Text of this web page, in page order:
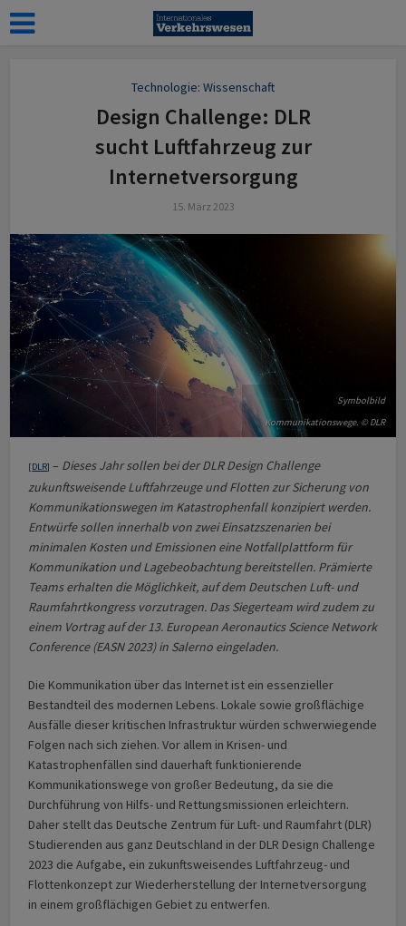
Technologie: Wissenschaft
Design Challenge: DLR
sucht Luftfahrzeug zur
Internetversorgung
15. März 2023
Symbolbild
Kommunikationswege. © DLR
[DLR] – Dieses Jahr sollen bei der DLR Design Challenge
zukunftsweisende Luftfahrzeuge und Flotten zur Sicherung von
Kommunikationswegen im Katastrophenfall konzipiert werden.
Entwürfe sollen innerhalb von zwei Einsatzszenarien bei
minimalen Kosten und Emissionen eine Notfallplattform für
Kommunikation und Lagebeobachtung bereitstellen. Prämierte
Teams erhalten die Möglichkeit, auf dem Deutschen Luft- und
Raumfahrt­kongress vorzutragen. Das Siegerteam wird zudem zu
einem Vortrag auf der 13. European Aeronautics Science Network
Conference (EASN 2023) in Salerno eingeladen.
Die Kommunikation über das Internet ist ein essenzieller
Bestandteil des modernen Lebens. Lokale sowie großflächige
Ausfälle dieser kritischen Infrastruktur würden schwerwiegende
Folgen nach sich ziehen. Vor allem in Krisen- und
Katastrophenfällen sind dauerhaft funktionierende
Kommunikationswege von großer Bedeutung, da sie die
Durchführung von Hilfs- und Rettungsmissionen erleichtern.
Daher stellt das Deutsche Zentrum für Luft- und Raumfahrt (DLR)
Studierenden aus ganz Deutschland in der DLR Design Challenge
2023 die Aufgabe, ein zukunftsweisendes Luftfahrzeug- und
Flottenkonzept zur Wiederherstellung der Internetversorgung
in einem großflächigen Gebiet zu entwerfen.